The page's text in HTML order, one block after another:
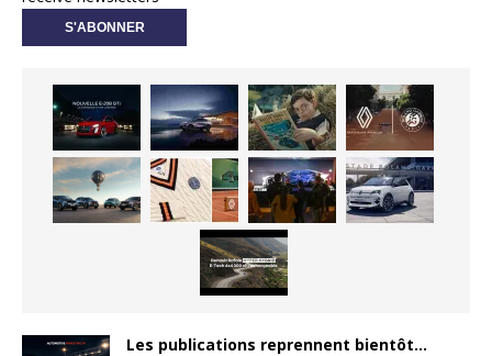
Les publications reprennent bientôt…